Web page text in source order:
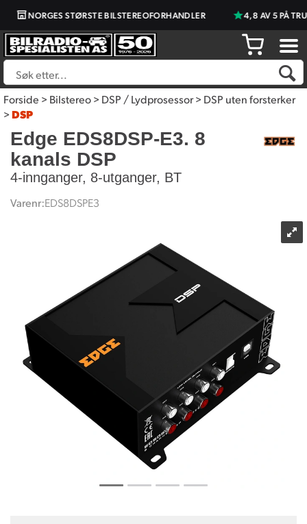
NORGES STØRSTE BILSTEREOFORHANDLER 4,8 AV 5 PÅ
Forside>Bilstereo>DSP / Lydprosessor>DSP uten forsterker
>DSP
Edge EDS8DSP-E3. 8
kanals DSP
4-innganger, 8-utganger, BT
Varenr:EDS8DSPE3